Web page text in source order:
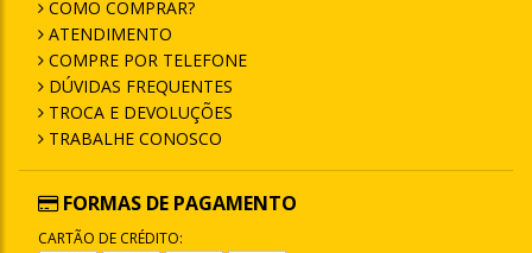
COMO COMPRAR?
ATENDIMENTO
COMPRE POR TELEFONE
DÚVIDAS FREQUENTES
TROCA E DEVOLUÇÕES
TRABALHE CONOSCO
FORMAS DE PAGAMENTO
CARTÃO DE CRÉDITO: